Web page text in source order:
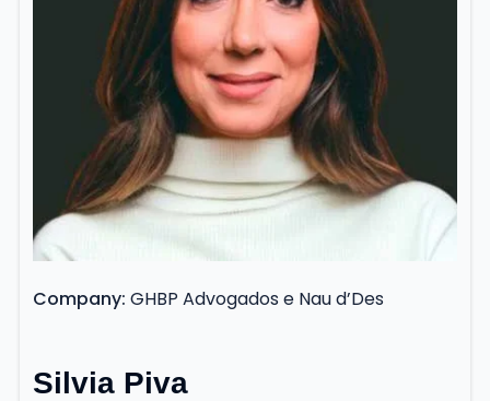
Company GHBP Advogados e Nau d’Des
Silvia Piva